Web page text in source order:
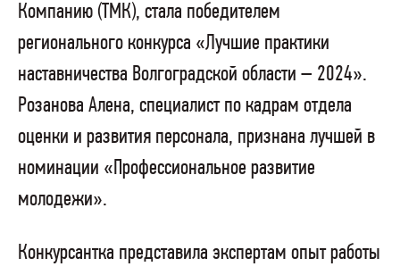
Компанию (ТМК), стала победителем
регионального конкурса «Лучшие практики
наставничества Волгоградской области – 2024».
Розанова Алена, специалист по кадрам отдела
оценки и развития персонала, признана лучшей в
номинации «Профессиональное развитие
молодежи».
Конкурсантка представила экспертам опыт работы